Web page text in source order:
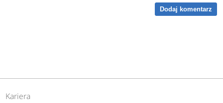
Dodaj komentarz
Kariera